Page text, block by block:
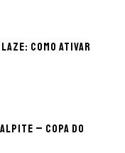
como ativar
– Copa do